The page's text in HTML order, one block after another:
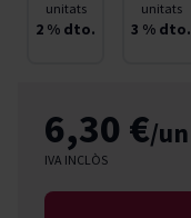
unitats
2 % dto.
unitats
3 % dto.
6,30 €/un
IVA INCLÒS